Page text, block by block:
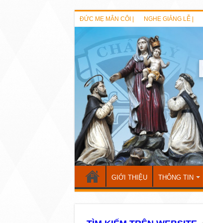
ĐỨC MẸ MÂN CÔI | NGHE GIẢNG LỄ |
GIỚI THIỆU THÔNG TIN